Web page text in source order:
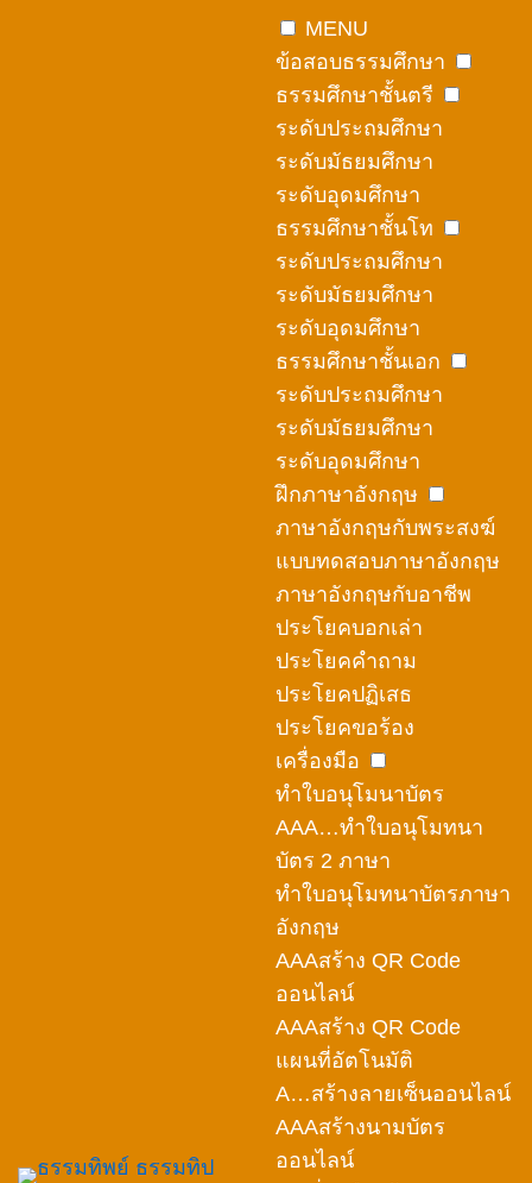
MENU
ข้อสอบธรรมศึกษา
ธรรมศึกษาชั้นตรี
ระดับประถมศึกษา
ระดับมัธยมศึกษา
ระดับอุดมศึกษา
ธรรมศึกษาชั้นโท
ระดับประถมศึกษา
ระดับมัธยมศึกษา
ระดับอุดมศึกษา
ธรรมศึกษาชั้นเอก
ระดับประถมศึกษา
ระดับมัธยมศึกษา
ระดับอุดมศึกษา
ฝึกภาษาอังกฤษ
ภาษาอังกฤษกับพระสงฆ์
แบบทดสอบภาษาอังกฤษ
ภาษาอังกฤษกับอาชีพ
ประโยคบอกเล่า
ประโยคคำถาม
ประโยคปฏิเสธ
ประโยคขอร้อง
เครื่องมือ
ทำใบอนุโมนาบัตร
AAA…ทำใบอนุโมทนา
บัตร 2 ภาษา
ทำใบอนุโมทนาบัตรภาษา
อังกฤษ
AAAสร้าง QR Code
ออนไลน์
AAAสร้าง QR Code
แผนที่อัตโนมัติ
A…สร้างลายเซ็นออนไลน์
AAAสร้างนามบัตร
ออนไลน์